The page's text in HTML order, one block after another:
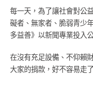
每一天，為了讓社會對公
礙者、無家者、脆弱青少
多益善》以新聞專業投入
在沒有充足設備、不仰賴
大家的捐款，好不容易走